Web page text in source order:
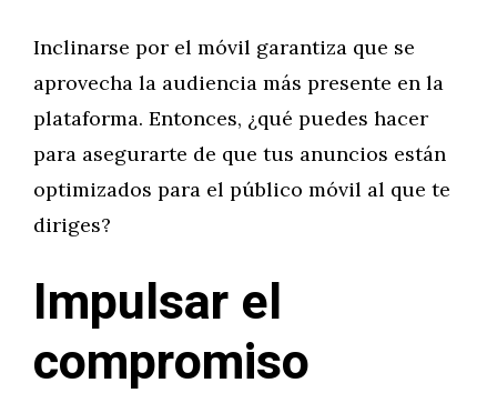
Inclinarse por el móvil garantiza que se
aprovecha la audiencia más presente en la
plataforma. Entonces, ¿qué puedes hacer
para asegurarte de que tus anuncios están
optimizados para el público móvil al que te
diriges?
Impulsar el
compromiso